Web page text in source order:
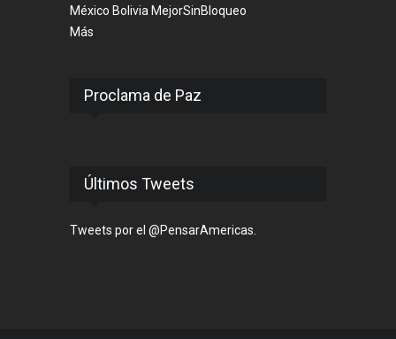
México Bolivia MejorSinBloqueo
Más
Proclama de Paz
Últimos Tweets
Tweets por el @PensarAmericas.